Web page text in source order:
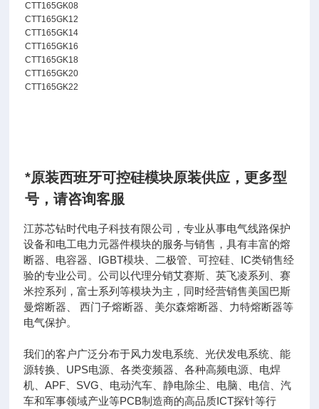
CTT165GK08
CTT165GK12
CTT165GK14
CTT165GK16
CTT165GK18
CTT165GK20
CTT165GK22
*原装西班牙可控硅模块原装供应 ， 更多型
号，请咨询客服
江苏芯钻时代电子科技有限公司，专业从事电气线路保护
设备和电工电力元器件模块的服务与销售，具有丰富的熔
断器、电容器、IGBT模块、二极管、可控硅、IC类销售经
验的专业公司。公司以代理分销艾赛斯、英飞凌系列、赛
米控系列，富士系列等模块为主，同时经营销售美国巴斯
曼熔断器、 西门子熔断器、美尔森熔断器、力特熔断器等
电气保护。
我们的客户广泛分布于风力发电系统、光伏发电系统、能
源转换、UPS电源、各类变频器、各种高频电源、电焊
机、APF、SVG、电动汽车、静电除尘、电脑、电信、汽
车和军事领域产业等PCB制造商的高品质ICT探针等行